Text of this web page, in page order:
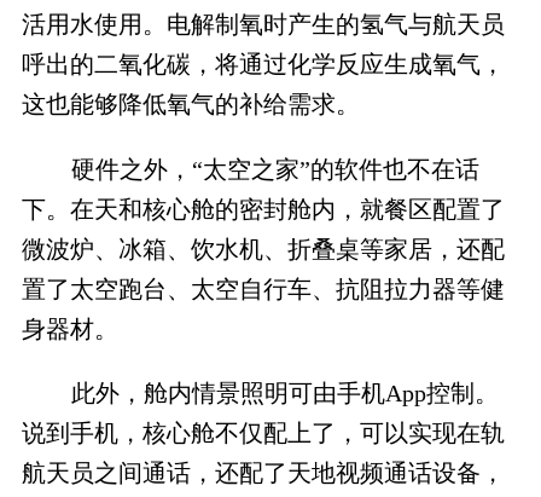
活用水使用。电解制氧时产生的氢气与航天员
呼出的二氧化碳，将通过化学反应生成氧气，
这也能够降低氧气的补给需求。
硬件之外，“太空之家”的软件也不在话
下。在天和核心舱的密封舱内，就餐区配置了
微波炉、冰箱、饮水机、折叠桌等家居，还配
置了太空跑台、太空自行车、抗阻拉力器等健
身器材。
此外，舱内情景照明可由手机App控制。
说到手机，核心舱不仅配上了，可以实现在轨
航天员之间通话，还配了天地视频通话设备，